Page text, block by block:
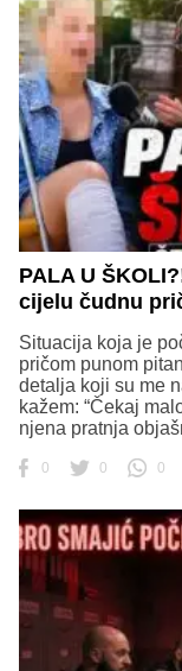
PALA U
cijelu čudnu
Situacija koja je
pričom punom
detalja koji su me
kažem: “Čekaj
njena pratnja
0 0 0